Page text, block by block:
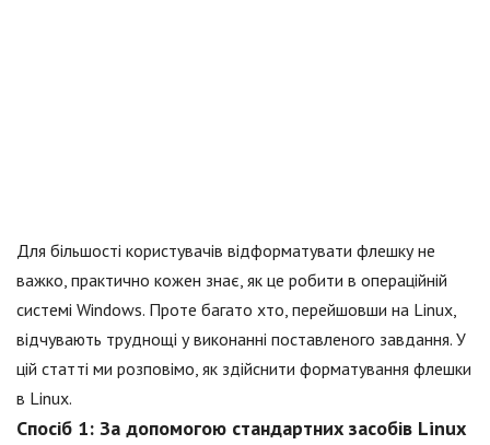
Для більшості користувачів відформатувати флешку не
важко, практично кожен знає, як це робити в операційній
системі Windows. Проте багато хто, перейшовши на Linux,
відчувають труднощі у виконанні поставленого завдання. У
цій статті ми розповімо, як здійснити форматування флешки
в Linux.
Спосіб 1: За допомогою стандартних засобів Linux